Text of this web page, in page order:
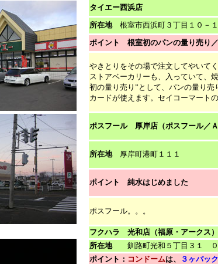
タイエー西浜店
所在地根室市西浜町３丁目１０－
ポイント 根室初のパンの量り売り
やきとりをその場で注文してやいて
ストアベーカリーも、入っていて、
初の量り売り”として、パンの量り
カードが使えます。セイコーマート
ポスフール 厚岸店（ポスフール／Ａ
所在地厚岸町港町１１１
ポイント 純水はじめました
ポスフール。。。
フクハラ 光和店（福原・アークス）
所在地釧路町光和５丁目３１ ０
ポイント： コンドームは、 ３ヶパッ